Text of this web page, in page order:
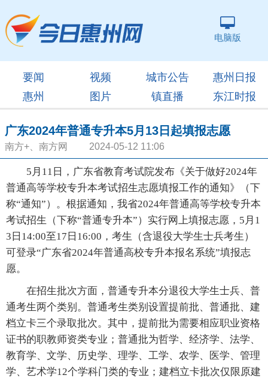
电脑版
要闻 视频 城市公告
惠州日报
惠州
图片 镇直播 东江时报
广东2024年普通专升本5月13日起填报志愿
南方+、南方网 2024-05-12 11:06
5月11日，广东省教育考试院发布《关于做好2024年
普通高等学校专升本考试招生志愿填报工作的通知》（下
称“通知”）。根据通知，我省2024年普通高等学校专升本
考试招生（下称“普通专升本”）实行网上填报志愿，5月1
3日14:00至17日16:00，考生（含退役大学生士兵考生）
可登录“广东省2024年普通高校专升本报名系统”填报志
愿。
在招生批次方面，普通专升本分退役大学生士兵、普
通考生两个类别。普通考生类别设置提前批、普通批、建
档立卡三个录取批次。其中，提前批为需要相应职业资格
证书的职教师资类专业；普通批为哲学、经济学、法学、
教育学、文学、历史学、理学、工学、农学、医学、管理
学、艺术学12个学科门类的专业；建档立卡批次仅限原建